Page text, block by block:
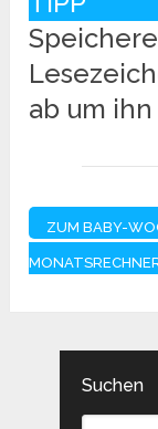
ab um
ZUM BABY-
Suchen